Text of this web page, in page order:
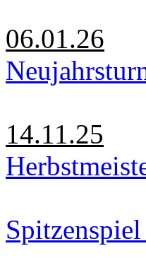
06.01.26
14.11.25